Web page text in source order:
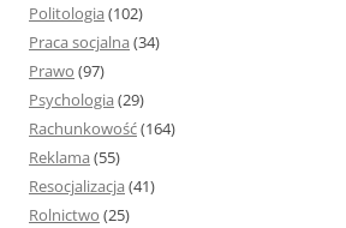
Politologia (102)
Praca socjalna (34)
Prawo (97)
Psychologia (29)
Rachunkowość(164)
Reklama (55)
Resocjalizacja (41)
Rolnictwo (25)